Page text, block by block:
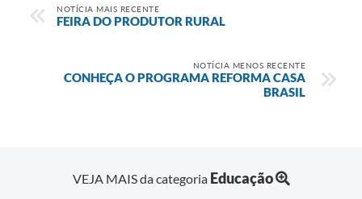
NOTÍCIA MAIS RECENTE
FEIRA DO PRODUTOR RURAL
NOTÍCIA MENOS RECENTE
CONHEÇA O PROGRAMA REFORMA CASA
BRASIL
VEJA MAIS da categoria Educação